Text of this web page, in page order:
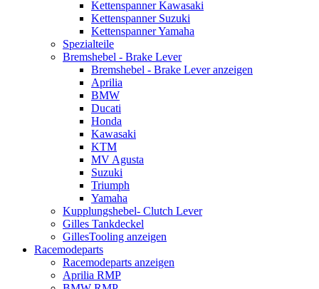
Kettenspanner Kawasaki
Kettenspanner Suzuki
Kettenspanner Yamaha
Spezialteile
Bremshebel - Brake Lever
Bremshebel - Brake Lever anzeigen
Aprilia
BMW
Ducati
Honda
Kawasaki
KTM
MV Agusta
Suzuki
Triumph
Yamaha
Kupplungshebel- Clutch Lever
Gilles Tankdeckel
GillesTooling anzeigen
Racemodeparts
Racemodeparts anzeigen
Aprilia RMP